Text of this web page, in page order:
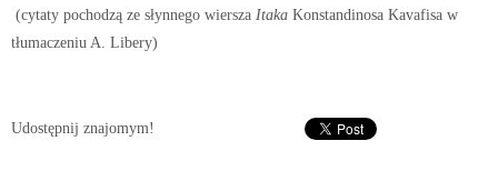
(cytaty pochodzą ze słynnego wiersza Itaka Konstandinosa Kavafisa w
tłumaczeniu A. Libery)
Udostępnij znajomym!